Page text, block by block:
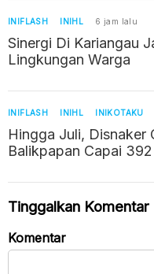
INIFLASH INIHL 6 jam lalu
Sinergi Di Kariangau
Lingkungan Warga
INIFLASH INIHL INIKOTAKU
Hingga Juli, Disnaker Catat PHK di
Balikpapan Capai
Tinggalkan Komentar
Komentar